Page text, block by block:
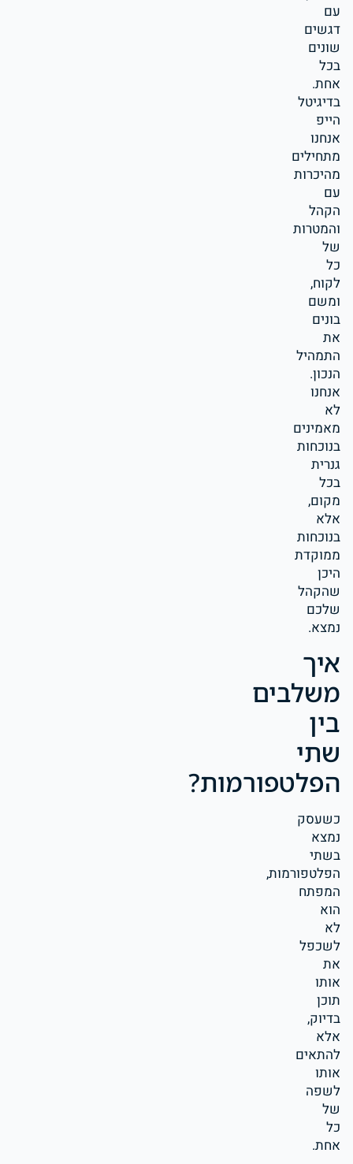
עם
דגשים
שונים
בכל
אחת.
בדיגיטל
הייפ
אנחנו
מתחילים
מהיכרות
עם
הקהל
והמטרות
של
כל
לקוח,
ומשם
בונים
את
התמהיל
הנכון.
אנחנו
לא
מאמינים
בנוכחות
גנרית
בכל
מקום,
אלא
בנוכחות
ממוקדת
היכן
שהקהל
שלכם
נמצא.
איך
משלבים
בין
שתי
הפלטפורמות?
כשעסק
נמצא
בשתי
הפלטפורמות,
המפתח
הוא
לא
לשכפל
את
אותו
תוכן
בדיוק,
אלא
להתאים
אותו
לשפה
של
כל
אחת.